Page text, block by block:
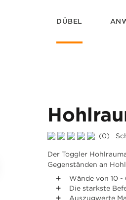
DÜBEL
(0)
Der Toggler
Gegenständen an
Wände von 10 -
Die starkste
Auszugwerte